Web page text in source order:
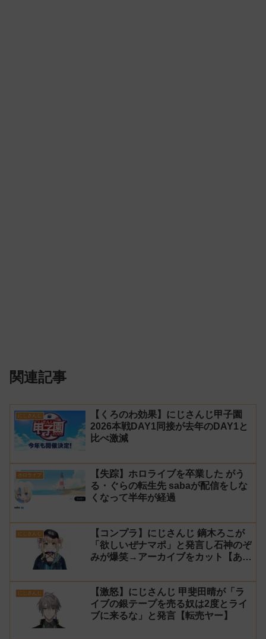
関連記事
にじさんじ
【くろのわ効果】にじさんじ甲子園
2026本戦DAY1同接が去年のDAY1と
比べ激減
ホロライブ
【失踪】ホロライブを卒業した がう
る・ぐらの転生先 sabaが配信をしな
くなって半年が経過
にじさんじ
【コンプラ】にじさんじ 鏑木ろこが
「欲しいぜナマポ」と発言し石神のぞ
みが爆笑→アーカイブをカット【あら
にじさんじ
【激怒】にじさんじ 甲斐田晴が「ラ
イブの銀テープを売る奴は2度とライ
ブに来るな」と発言【転売ヤー】